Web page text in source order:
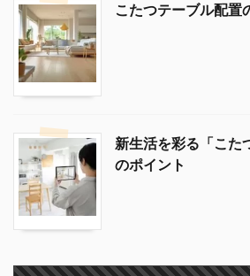
こたつテーブル配置
新生活を彩る「こた
のポイント